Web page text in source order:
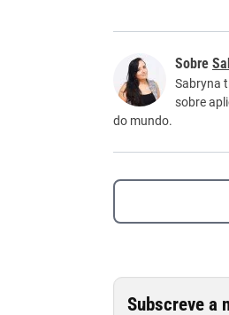
Este conteúdo
Outro
Sabryna
sobre
do mundo.
Subscreve a